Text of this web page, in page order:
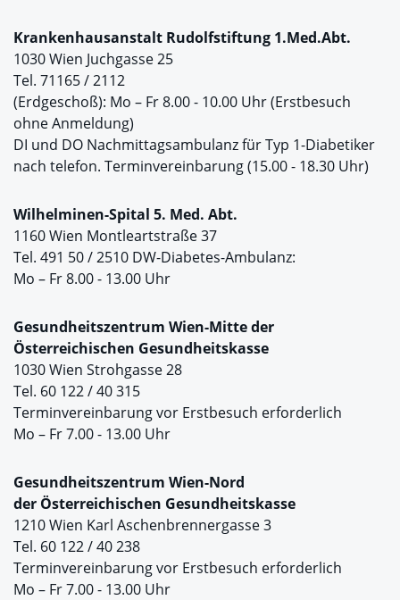
Krankenhausanstalt Rudolfstiftung 1.Med.Abt.
1030 Wien Juchgasse 25
Tel. 71165 / 2112
(Erdgeschoß): Mo – Fr 8.00 - 10.00 Uhr (Erstbesuch
ohne Anmeldung)
DI und DO Nachmittagsambulanz für Typ 1-Diabetiker
nach telefon. Terminvereinbarung (15.00 - 18.30 Uhr)
Wilhelminen-Spital 5. Med. Abt.
1160 Wien Montleartstraße 37
Tel. 491 50 / 2510 DW-Diabetes-Ambulanz:
Mo – Fr 8.00 - 13.00 Uhr
Gesundheitszentrum Wien-Mitte der
Österreichischen Gesundheitskasse
1030 Wien Strohgasse 28
Tel. 60 122 / 40 315
Terminvereinbarung vor Erstbesuch erforderlich
Mo – Fr 7.00 - 13.00 Uhr
Gesundheitszentrum Wien-Nord
der Österreichischen Gesundheitskasse
1210 Wien Karl Aschenbrennergasse 3
Tel. 60 122 / 40 238
Terminvereinbarung vor Erstbesuch erforderlich
Mo – Fr 7.00 - 13.00 Uhr